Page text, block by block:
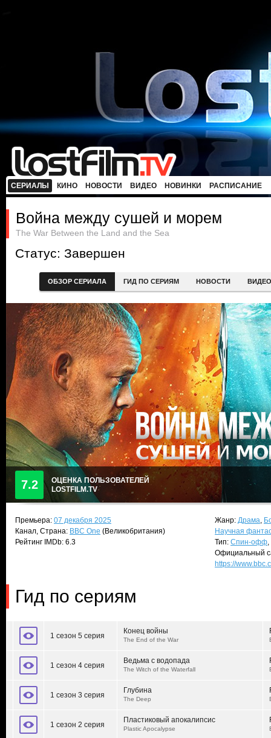
СЕРИАЛЫ КИНО НОВОСТИ ВИДЕО НОВИНКИ РАСПИСАНИЕ
Война между сушей и морем
The War Between the Land and the Sea
Статус: Завершен
ОБЗОР СЕРИАЛА ГИД ПО СЕРИЯМ НОВОСТИ ВИДЕО
7.2
ОЦЕНКА ПОЛЬЗОВАТЕЛЕЙ
LOSTFILM.TV
Премьера: 07 декабря 2025
Канал, Страна: BBC One (Великобритания)
Рейтинг IMDb: 6.3
Жанр: Драма,
Научная
Тип: Спин-офф,
Официальный
https://
Гид по сериям
1 сезон 5 серия
Конец войны
The End of the War
1 сезон 4 серия
Ведьма с водопада
The Witch of the Waterfall
1 сезон 3 серия
Глубина
The Deep
1 сезон 2 серия
Пластиковый апокалипсис
Plastic Apocalypse